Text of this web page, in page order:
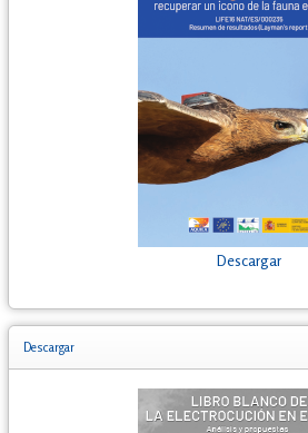
Descargar
Descargar